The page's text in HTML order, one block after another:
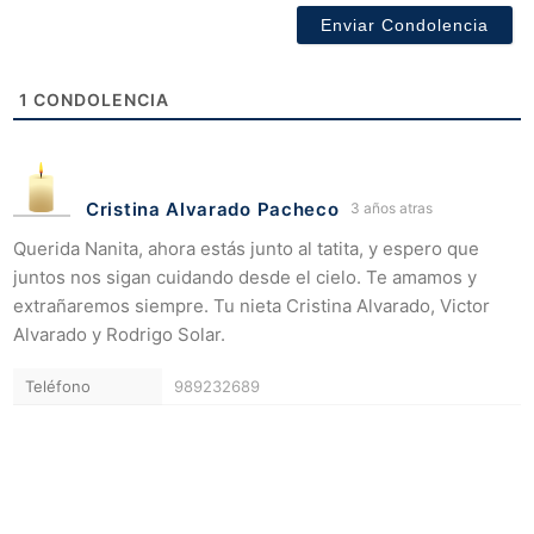
1 CONDOLENCIA
Cristina Alvarado Pacheco 3 años atras
Querida Nanita, ahora estás junto al tatita, y espero que
juntos nos sigan cuidando desde el cielo. Te amamos y
extrañaremos siempre. Tu nieta Cristina Alvarado, Victor
Alvarado y Rodrigo Solar.
Teléfono 989232689